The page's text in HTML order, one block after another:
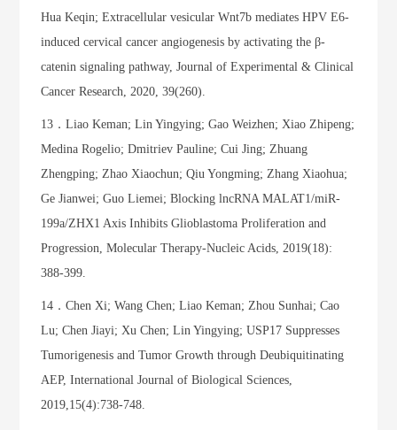
Hua Keqin; Extracellular vesicular Wnt7b mediates HPV E6-
induced cervical cancer angiogenesis by activating the β-
catenin signaling pathway, Journal of Experimental & Clinical
Cancer Research, 2020, 39(260).
13．Liao Keman; Lin Yingying; Gao Weizhen; Xiao Zhipeng;
Medina Rogelio; Dmitriev Pauline; Cui Jing; Zhuang
Zhengping; Zhao Xiaochun; Qiu Yongming; Zhang Xiaohua;
Ge Jianwei; Guo Liemei; Blocking lncRNA MALAT1/miR-
199a/ZHX1 Axis Inhibits Glioblastoma Proliferation and
Progression, Molecular Therapy-Nucleic Acids, 2019(18):
388-399.
14．Chen Xi; Wang Chen; Liao Keman; Zhou Sunhai; Cao
Lu; Chen Jiayi; Xu Chen; Lin Yingying; USP17 Suppresses
Tumorigenesis and Tumor Growth through Deubiquitinating
AEP, International Journal of Biological Sciences,
2019,15(4):738-748.